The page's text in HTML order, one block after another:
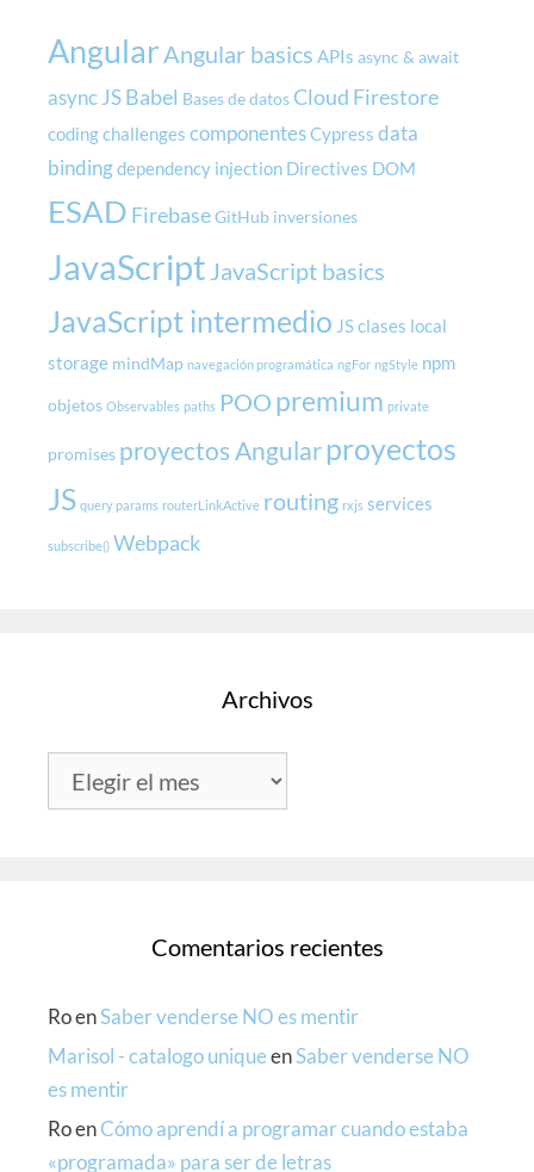
AngularAngular basics APIs async & await
async JSBabel Bases de datos Cloud Firestore
coding challenges componentesCypress data
bindingdependency injection Directives DOM
ESAD FirebaseGitHub inversiones
JavaScript JavaScript basics
JavaScript intermedio JS clases local
storage mindMap navegación programática ngFor ngStyle npm
objetos Observables paths POO premium private
promises proyectos Angular proyectos
JS query params routerLinkActive routing rxjs services
subscribe() Webpack
Archivos
Comentarios recientes
RoenSaber venderse NO es mentir
Marisol - catalogo uniqueenSaber venderse NO
es mentir
RoenCómo aprendí a programar cuando estaba
«programada» para ser de letras